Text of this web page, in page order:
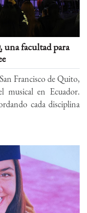
una facultad para
Francisco de Quito,
musical en Ecuador.
cada disciplina